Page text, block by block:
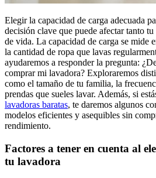
Elegir la capacidad de carga adecuada
decisión clave que puede afectar tanto
de vida. La capacidad de carga se mide
la cantidad de ropa que lavas
ayudaremos a responder la pregunta:
comprar mi lavadora? Exploraremos
como el tamaño de tu familia, la
prendas que sueles lavar. Además, si
lavadoras baratas, te daremos algunos
modelos eficientes y asequibles sin
rendimiento.
Factores a tener en cuenta al
tu lavadora